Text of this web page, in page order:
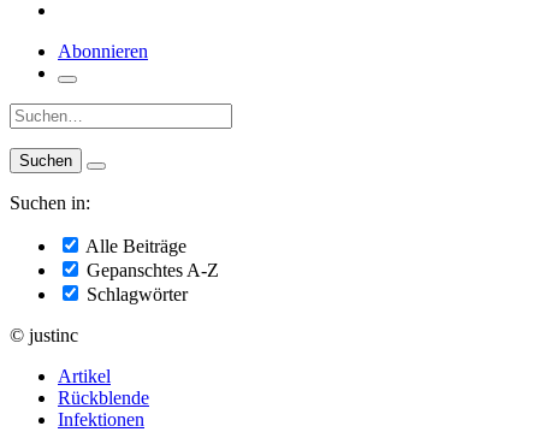
Abonnieren
Suche:
Suchen in:
Alle Beiträge
Gepanschtes A-Z
Schlagwörter
© justinc
Artikel
Rückblende
Infektionen